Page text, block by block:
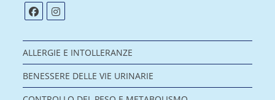
ALLERGIE E INTOLLERANZE
BENESSERE DELLE VIE URINARIE